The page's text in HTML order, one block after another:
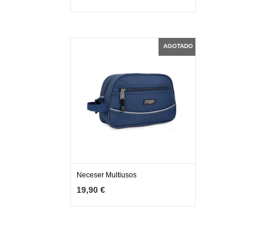
AGOTADO
AGOTADO
Neceser Multiusos
19,90 €